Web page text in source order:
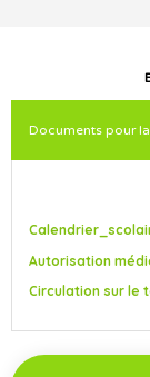
Documents pour
Autorisation
Circulation sur le